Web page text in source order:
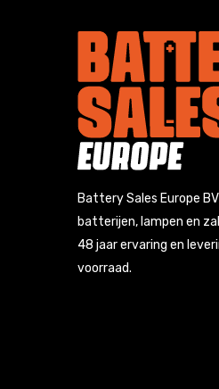
Battery Sales Europe
batterijen, lampen en
48 jaar ervaring en
voorraad.